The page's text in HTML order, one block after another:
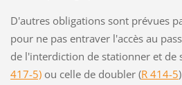
D'autres obligations sont prévues
pour ne pas entraver l'accès au
de l'interdiction de stationner et de
417-5)ou celle de doubler (R 414-5